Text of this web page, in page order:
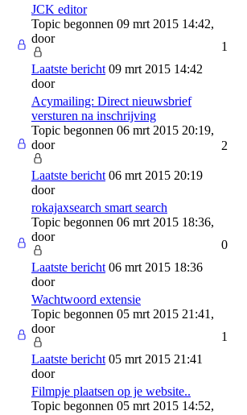
JCK editor
Topic begonnen 09 mrt 2015 14:42,
door
Laatste bericht 09 mrt 2015 14:42
door
1
Acymailing: Direct nieuwsbrief
versturen na inschrijving
Topic begonnen 06 mrt 2015 20:19,
door
Laatste bericht 06 mrt 2015 20:19
door
2
rokajaxsearch smart search
Topic begonnen 06 mrt 2015 18:36,
door
Laatste bericht 06 mrt 2015 18:36
door
0
Wachtwoord extensie
Topic begonnen 05 mrt 2015 21:41,
door
Laatste bericht 05 mrt 2015 21:41
door
1
Filmpje plaatsen op je website..
Topic begonnen 05 mrt 2015 14:52,